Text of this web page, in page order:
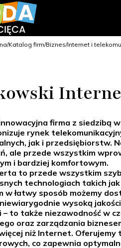
Katalog firm Biznes Internet i
firma z siedzibą
rynek
jak i przedsiębiorstw.
ale przede wszystkim
i bardziej komfortowym.
to przede wszystkim
technologiach takich
w łatwy sposób możemy
wysoką
– to także niezawodność w
oraz zarządzania
niż Internet. Oferujemy
co zapewnia